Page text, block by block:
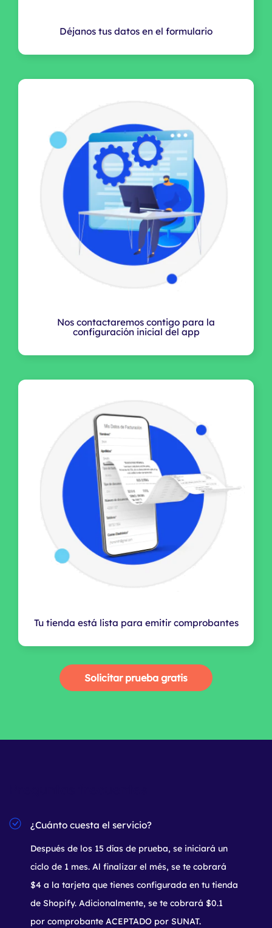
Déjanos tus datos en el formulario
Nos contactaremos contigo para la
configuración inicial del app
Tu tienda está lista para emitir comprobantes
Solicitar prueba gratis
¿Cuánto cuesta el servicio?
Después de los 15 días de prueba, se iniciará un
ciclo de 1 mes. Al finalizar el més, se te cobrará
$4 a la tarjeta que tienes configurada en tu tienda
de Shopify. Adicionalmente, se te cobrará $0.1
por comprobante ACEPTADO por SUNAT.